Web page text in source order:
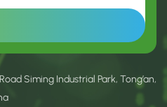
Siming Industrial Park, Tong’an,